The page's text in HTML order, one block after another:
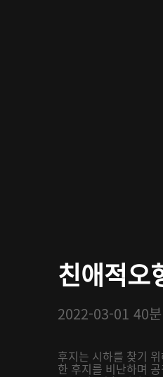
친애적오
2022-03-01 40분
후지는 시하를 찾기
한 후지를 비난하며